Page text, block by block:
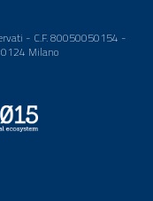
- C.F. 80050050154 -
Milano